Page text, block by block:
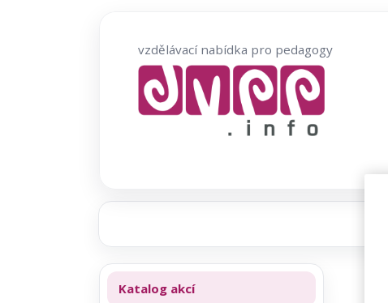
vzdělávací nabídka pro pedagogy
Katalog akcí